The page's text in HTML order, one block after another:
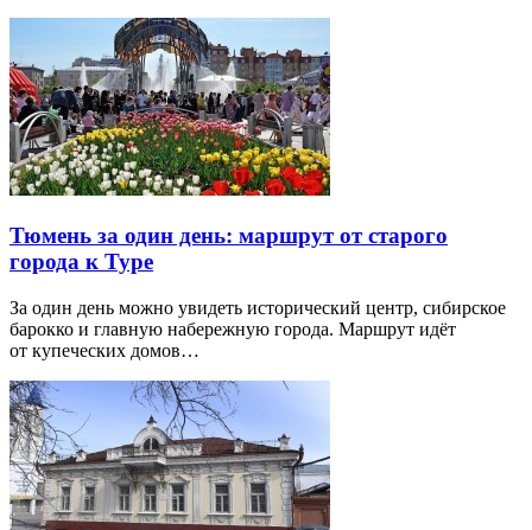
Тюмень за один день: маршрут от старого
города к Туре
За один день можно увидеть исторический центр, сибирское
барокко и главную набережную города. Маршрут идёт
от купеческих домов…